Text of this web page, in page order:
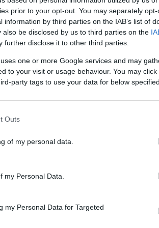
prior to your opt-out. You may separately
by third parties on the IAB’s list of
be disclosed by us to third parties on the
further disclose it to other third parties.
one or more Google services and may
to your visit or usage behaviour. You may
party tags to use your data for below
Outs
of my personal data.
my Personal Data.
my Personal Data for Targeted
évadban, egyre több színházban
(jelnyelven tolmácsolt)
együtt ülnek a nézőtéren,
az elmúlt évben 15 kőszínház
Jászai Mari Színház is